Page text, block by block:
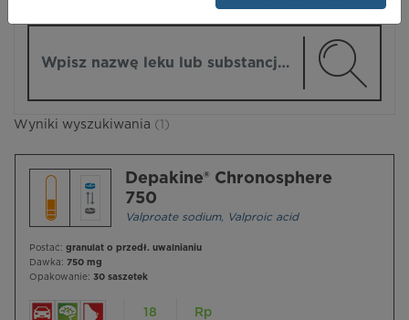
Wyniki wyszukiwania (1)
Depakine® Chronosphere
750
Valproate sodium, Valproic acid
Postać: granulat o przedł. uwalnianiu
Dawka: 750 mg
Opakowanie: 30 saszetek
18
Rp